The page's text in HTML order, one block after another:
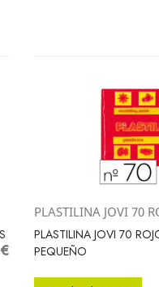

PLASTILINA JOVI 70
PLASTILINA JOVI 70
PEQUEÑO